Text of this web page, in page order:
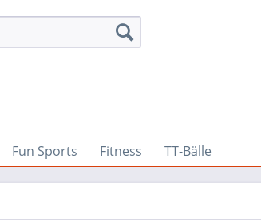
Fun Sports Fitness TT-Bälle